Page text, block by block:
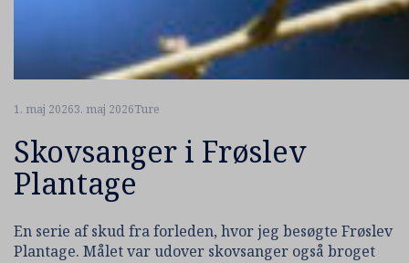
1. maj 20263. maj 2026Ture
Skovsanger i Frøslev
Plantage
En serie af skud fra forleden, hvor jeg besøgte Frøslev
Plantage. Målet var udover skovsanger også broget